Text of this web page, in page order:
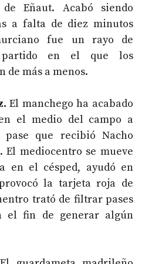
Eñaut. Acabó siendo
a falta de diez minutos
fue un rayo de
en el que los
más a menos.
El manchego ha acabado
el medio del campo a
que recibió Nacho
mediocentro se mueve
en el césped, ayudó en
la tarjeta roja de
trató de filtrar pases
el fin de generar algún